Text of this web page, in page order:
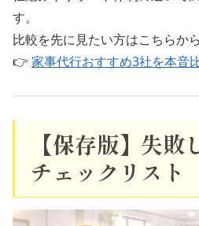
す。
比較を先に見たい方はこちらから
👉 家事代行おすすめ3社を本音
【保存版】失敗
チェックリスト